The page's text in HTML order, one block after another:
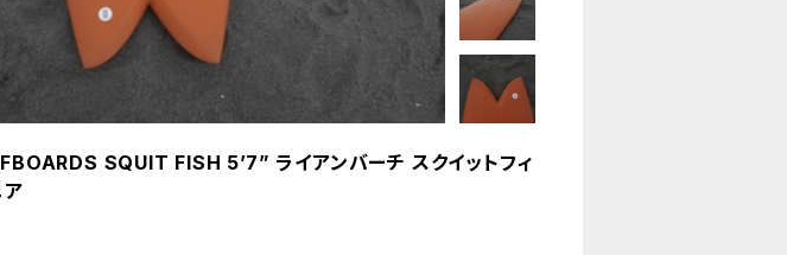
SQUIT FISH 5’7” ライアンバーチ スクイットフィ
ア